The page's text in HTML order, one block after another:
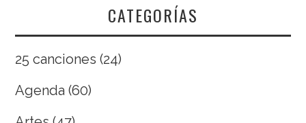
CATEGORÍAS
25 canciones (24)
Agenda (60)